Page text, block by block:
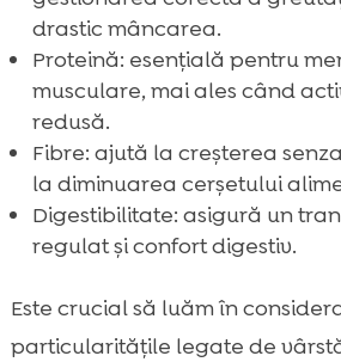
drastic mâncarea.
Proteină: esențială pentru
musculare, mai ales când
redusă.
Fibre: ajută la creșterea
la diminuarea cerșetului
Digestibilitate: asigură un
regulat și confort digestiv.
Este crucial să luăm în
particularitățile legate de